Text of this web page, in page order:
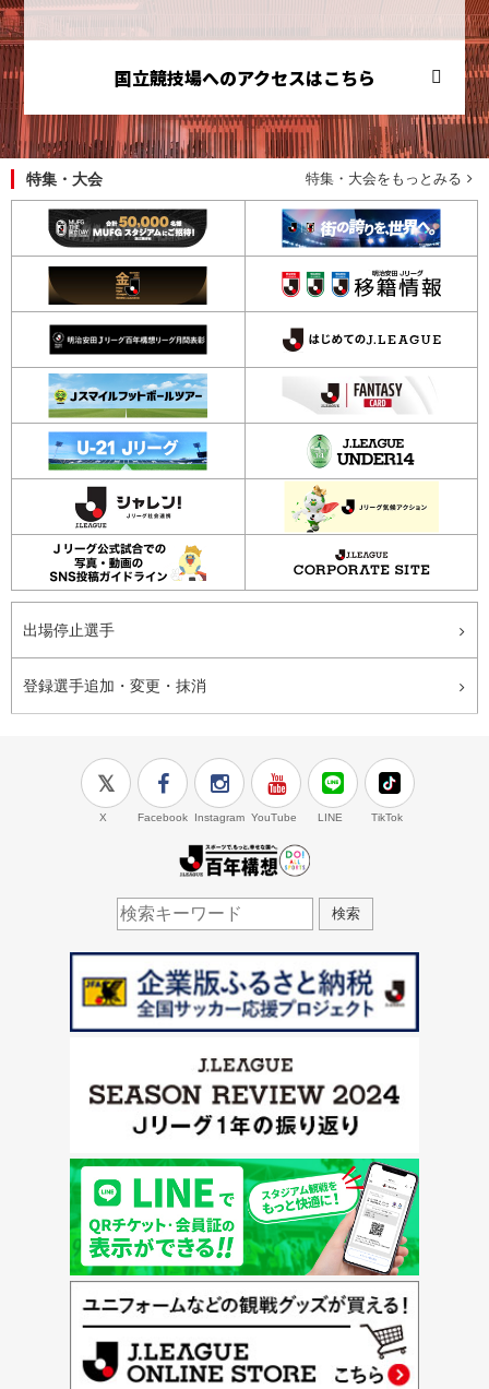
国立競技場へのアクセスはこちら
特集・大会 特集・大会をもっとみる
出場停止選手
登録選手追加・変更・抹消
X Facebook Instagram YouTube LINE TikTok
検索